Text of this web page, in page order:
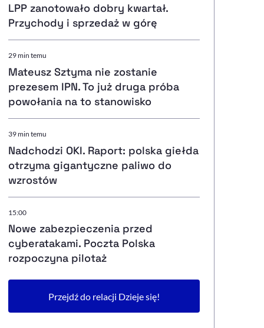
Sprawdź, jak i dlaczego zwiększamy dostępność
Deklaracja dostępności, otwiera się w nowym oknie
Zgłoś problem
LPP zanotowało dobry kwartał.
Przychody i sprzedaż w górę
29 min temu
Mateusz Sztyma nie zostanie
prezesem IPN. To już druga próba
powołania na to stanowisko
39 min temu
Nadchodzi OKI. Raport: polska giełda
otrzyma gigantyczne paliwo do
wzrostów
15:00
Nowe zabezpieczenia przed
cyberatakami. Poczta Polska
rozpoczyna pilotaż
Przejdź do relacji Dzieje się!